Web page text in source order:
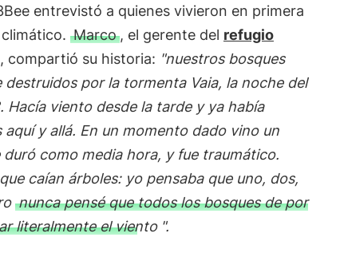
entrevistó a quienes vivieron en primera
Marco, el gerente del refugio
compartió su historia: "nuestros bosques
por la tormenta Vaia, la noche del
Hacía viento desde la tarde y ya había
aquí y allá. En un momento dado vino un
como media hora, y fue traumático.
caían árboles: yo pensaba que uno, dos,
nunca pensé que todos los bosques de por
literalmente el viento ".